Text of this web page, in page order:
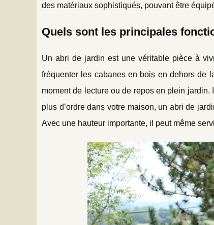
des matériaux sophistiqués, pouvant être
Quels sont les principales
Un abri de jardin est une véritable pièce à
fréquenter les cabanes en bois en dehors de
moment de lecture ou de repos en plein jardin.
plus d’ordre dans votre maison, un abri de
Avec une hauteur importante, il peut même